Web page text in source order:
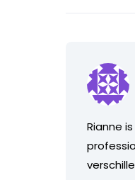
Rianne